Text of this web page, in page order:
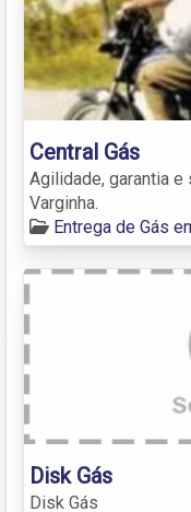
Central Gás
Agilidade, garantia e
Varginha.
Entrega de Gás
Disk Gás
Disk Gás